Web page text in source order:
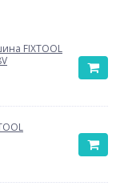
FIXTOOL